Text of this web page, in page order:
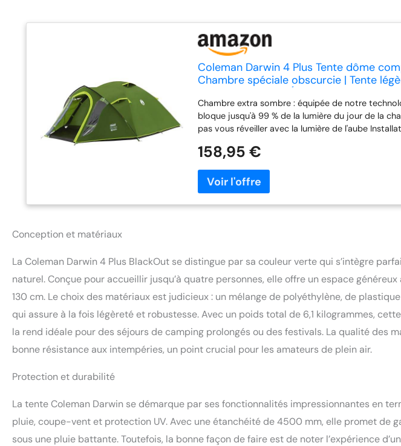
Coleman Darwin 4 Plus Tente dôme
Chambre spéciale obscurcie | Tente
de Sol
Chambre extra sombre : équipée de notre
bloque jusqu'à 99 % de la lumière du jour de la
pas vous réveiller avec la lumière de l'aube
peuvent également résister aux vents forts ; idéal
optimale pour éviter la condensation dans la
grand pour ranger les bagages, le matériel et les
d'eau de 4500 mm en combinaison avec des
cm - Poids : 6,1 kg - Colonne d'eau : 4500 mm -
éclair, haubans et piquets de tente
158,95 €
Conception et matériaux
La Coleman Darwin 4 Plus BlackOut se distingue par sa couleur verte qui s’intègre
naturel. Conçue pour accueillir jusqu’à quatre personnes, elle offre un espace
130 cm. Le choix des matériaux est judicieux : un mélange de polyéthylène, de
qui assure à la fois légèreté et robustesse. Avec un poids total de 6,1 kilogrammes,
la rend idéale pour des séjours de camping prolongés ou des festivals. La qualité des
bonne résistance aux intempéries, un point crucial pour les amateurs de plein air.
Protection et durabilité
La tente Coleman Darwin se démarque par ses fonctionnalités impressionnantes en
pluie, coupe-vent et protection UV. Avec une étanchéité de 4500 mm, elle promet de
sous une pluie battante. Toutefois, la bonne façon de faire est de noter l’expérience